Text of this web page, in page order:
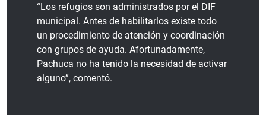
“Los refugios son administrados por el DIF
municipal. Antes de habilitarlos existe todo
un procedimiento de atención y coordinación
con grupos de ayuda. Afortunadamente,
Pachuca no ha tenido la necesidad de activar
alguno”, comentó.